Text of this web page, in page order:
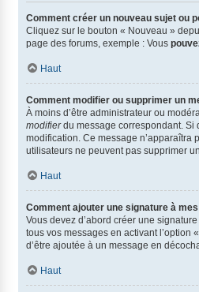
Comment créer un nouveau sujet ou
Cliquez sur le bouton « Nouveau »
page des forums, exemple : Vous
Haut
Comment modifier ou supprimer un
À moins d’être administrateur ou
modifierdu message correspondant. Si
modification. Ce message
utilisateurs ne peuvent pas supprimer
Haut
Comment ajouter une signature à
Vous devez d’abord créer une
tous vos messages en activant l’option
d’être ajoutée à un message en
Haut